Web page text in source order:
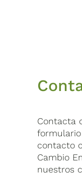
Contacta
contacto
Cambio
nuestros